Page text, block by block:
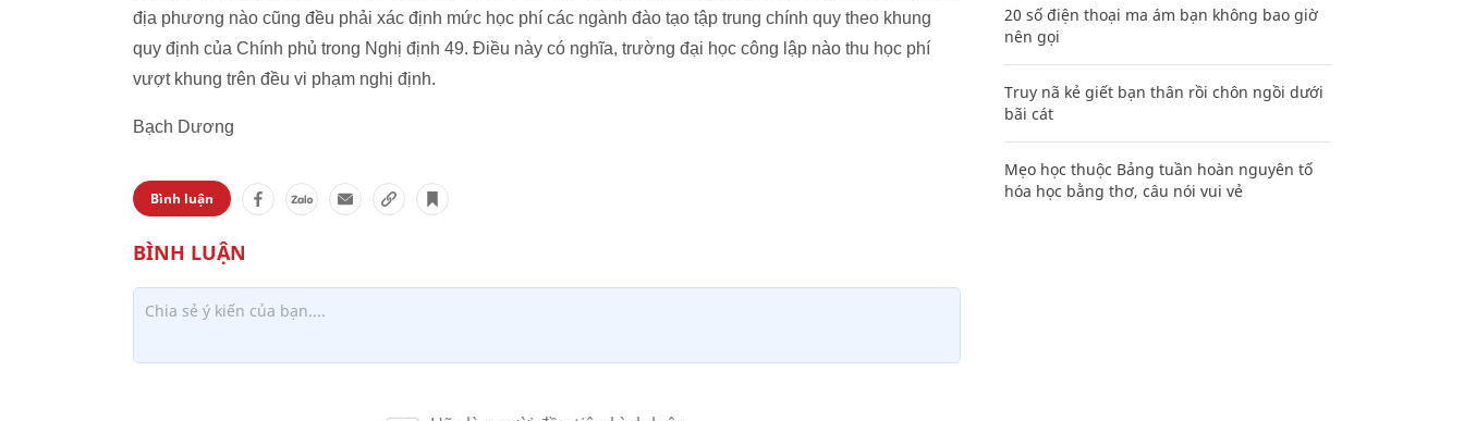
địa phương nào cũng đều phải xác định mức học phí các ngành đào tạo tập trung chính quy theo khung
quy định của Chính phủ trong Nghị định 49. Điều này có nghĩa, trường đại học công lập nào thu học phí
vượt khung trên đều vi phạm nghị định.
Bạch Dương
Bình luận
20 số điện thoại ma ám bạn không bao giờ
nên gọi
Truy nã kẻ giết bạn thân rồi chôn ngồi dưới
bãi cát
Mẹo học thuộc Bảng tuần hoàn nguyên tố
hóa học bằng thơ, câu nói vui vẻ